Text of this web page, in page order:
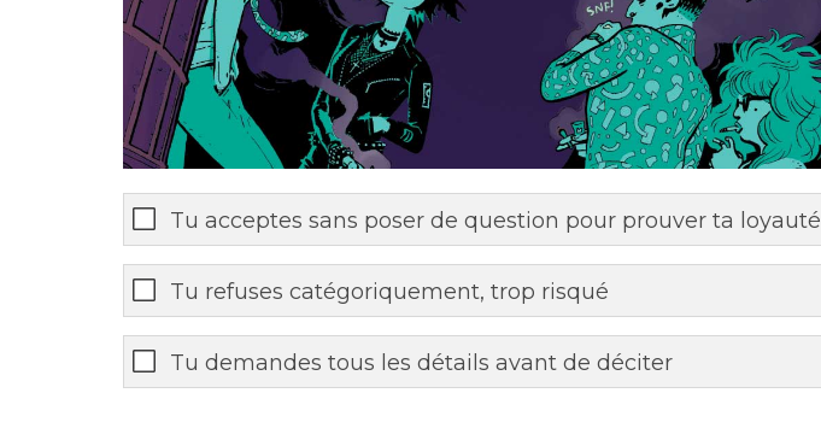
Tu acceptes sans poser de question pour prouver ta loyauté
Tu refuses catégoriquement, trop risqué
Tu demandes tous les détails avant de déciter